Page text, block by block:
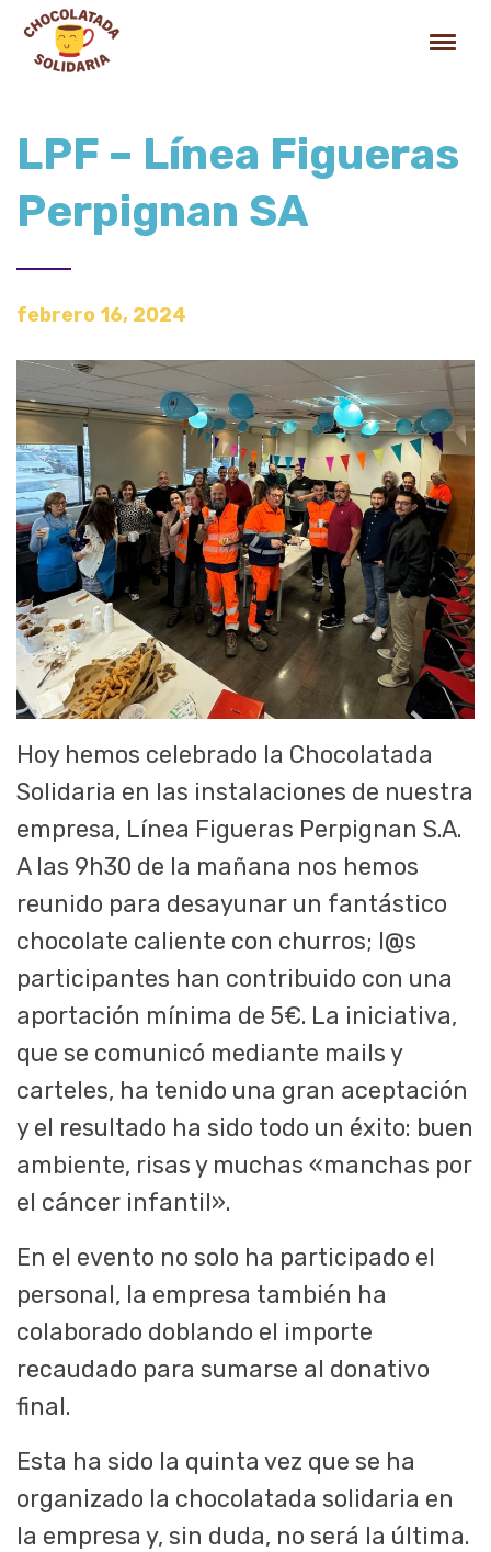
LPF – Línea Figueras
Perpignan SA
febrero 16, 2024
Hoy hemos celebrado la Chocolatada
Solidaria en las instalaciones de nuestra
empresa, Línea Figueras Perpignan S.A.
A las 9h30 de la mañana nos hemos
reunido para desayunar un fantástico
chocolate caliente con churros; l@s
participantes han contribuido con una
aportación mínima de 5€. La iniciativa,
que se comunicó mediante mails y
carteles, ha tenido una gran aceptación
y el resultado ha sido todo un éxito: buen
ambiente, risas y muchas «manchas por
el cáncer infantil».
En el evento no solo ha participado el
personal, la empresa también ha
colaborado doblando el importe
recaudado para sumarse al donativo
final.
Esta ha sido la quinta vez que se ha
organizado la chocolatada solidaria en
la empresa y, sin duda, no será la última.